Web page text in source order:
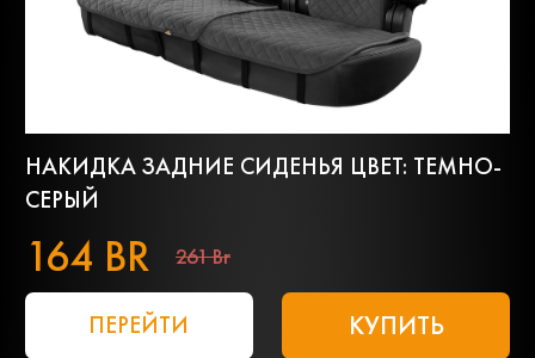
НАКИДКА ЗАДНИЕ СИДЕНЬЯ ЦВЕТ: ТЕМНО-
СЕРЫЙ
164 BR 261 Br
ПЕРЕЙТИ КУПИТЬ